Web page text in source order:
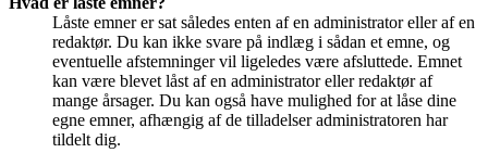
Låste emner er sat således enten af en administrator eller af en
redaktør. Du kan ikke svare på indlæg i sådan et emne, og
eventuelle afstemninger vil ligeledes være afsluttede. Emnet
kan være blevet låst af en administrator eller redaktør af
mange årsager. Du kan også have mulighed for at låse dine
egne emner, afhængig af de tilladelser administratoren har
tildelt dig.